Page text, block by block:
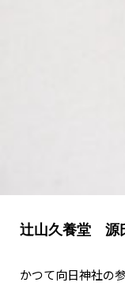
辻山久養堂 源
かつて向日神社の